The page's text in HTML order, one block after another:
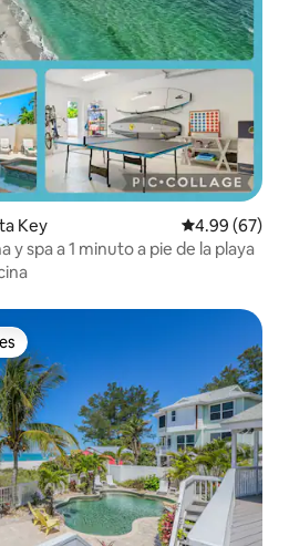
Key Calificación
4.99 (67)
y spa a 1 minuto a pie de la playa